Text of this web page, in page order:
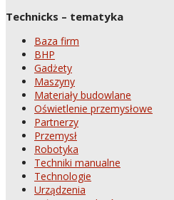
Technicks – tematyka
Baza firm
BHP
Gadżety
Maszyny
Materiały budowlane
Oświetlenie przemysłowe
Partnerzy
Przemysł
Robotyka
Techniki manualne
Technologie
Urządzenia